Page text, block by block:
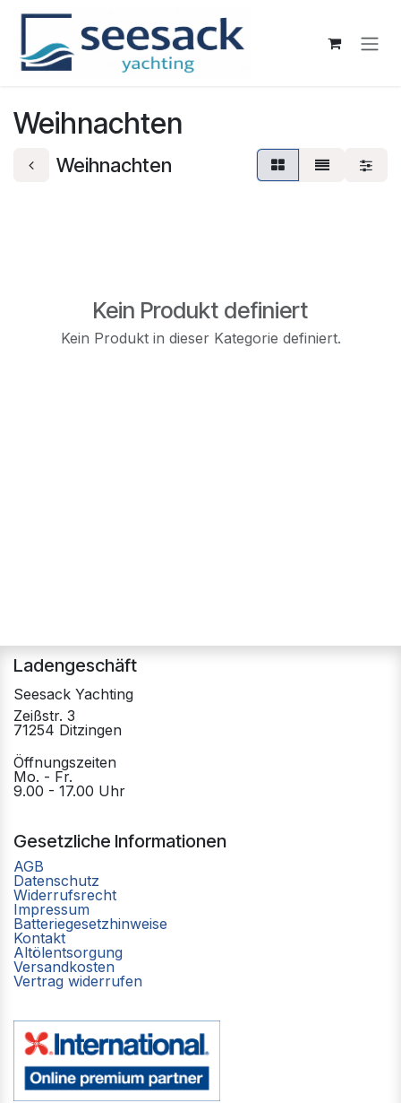
Zum Inhalt springen
Weihnachten
Weihnachten
Kein Produkt definiert
Kein Produkt in dieser Kategorie definiert.
Ladengeschäft
Seesack Yachting
Zeißstr. 3
71254 Ditzingen
Öffnungszeiten
Mo. - Fr.
9.00 - 17.00 Uhr
Gesetzliche Informationen
AGB
Datenschutz
Widerrufsrecht
Impressum
Batteriegesetzhinweise
Kontakt
Altölentsorgung
Versandkosten
Vertrag widerrufen